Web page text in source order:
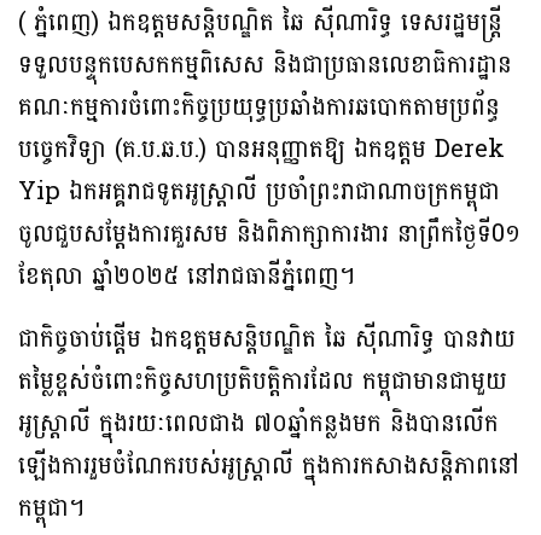
( ភ្នំពេញ) ឯកឧត្តមសន្តិបណ្ឌិត ឆៃ ស៊ីណារិទ្ធ ទេសរដ្ឋមន្ត្រី
ទទួលបន្ទុកបេសកកម្មពិសេស និងជាប្រធានលេខាធិការដ្ឋាន
គណៈកម្មការចំពោះកិច្ចប្រយុទ្ធប្រឆាំងការឆបោកតាមប្រព័ន្ធ
បច្ចេកវិទ្យា (គ.ប.ឆ.ប.) បានអនុញ្ញាតឱ្យ ឯកឧត្តម Derek
Yip ឯកអគ្គរាជទូតអូស្ត្រាលី ប្រចាំព្រះរាជាណាចក្រកម្ពុជា
ចូលជួបសម្តែងការគួរសម និងពិភាក្សាការងារ នាព្រឹកថ្ងៃទី0១
ខែតុលា ឆ្នាំ២០២៥ នៅរាជធានីភ្នំពេញ។
ជាកិច្ចចាប់ផ្តើម ឯកឧត្តមសន្តិបណ្ឌិត ឆៃ ស៊ីណារិទ្ធ បានវាយ
តម្លៃខ្ពស់ចំពោះកិច្ចសហប្រតិបត្តិការដែល កម្ពុជាមានជាមួយ
អូស្ត្រាលី ក្នុងរយៈពេលជាង ៧០ឆ្នាំកន្លងមក និងបានលើក
ឡើងការរួមចំណែករបស់អូស្ត្រាលី ក្នុងការកសាងសន្តិភាពនៅ
កម្ពុជា។